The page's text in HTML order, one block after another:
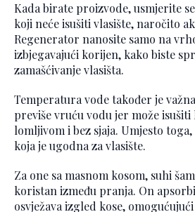
Kada birate proizvode, usmjerite
koji neće isušiti vlasište, naročito
Regenerator nanosite samo na
izbjegavajući korijen, kako biste
zamašćivanje vlasišta.
Temperatura vode također je
previše vruću vodu jer može isušiti
lomljivom i bez sjaja. Umjesto
koja je ugodna za vlasište.
Za one sa masnom kosom, suhi
koristan između pranja. On
osvježava izgled kose,